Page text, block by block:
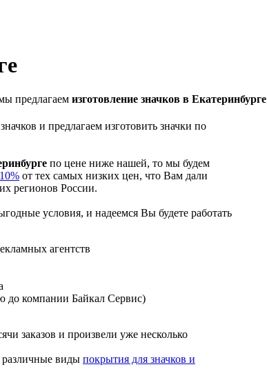
предлагаем изготовление значков в Екатеринбурге
и предлагаем изготовить значки по
по цене ниже нашей, то мы будем
от тех самых низких цен, что Вам дали
регионов России.
условия, и надеемся Вы будете работать
агентств
до компании Байкал Сервис)
заказов и произвели уже несколько
виды покрытия для значков и